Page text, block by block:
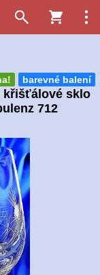
barevné balení
křišťálové sklo
712